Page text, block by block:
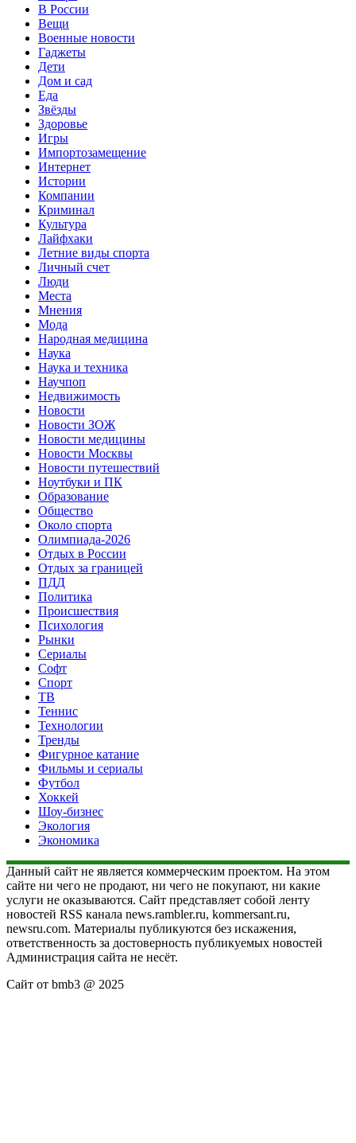
В России
Вещи
Военные новости
Гаджеты
Дети
Дом и сад
Еда
Звёзды
Здоровье
Игры
Импортозамещение
Интернет
Истории
Компании
Криминал
Культура
Лайфхаки
Летние виды спорта
Личный счет
Люди
Места
Мнения
Мода
Народная медицина
Наука
Наука и техника
Научпоп
Недвижимость
Новости
Новости ЗОЖ
Новости медицины
Новости Москвы
Новости путешествий
Ноутбуки и ПК
Образование
Общество
Около спорта
Олимпиада-2026
Отдых в России
Отдых за границей
ПДД
Политика
Происшествия
Психология
Рынки
Сериалы
Софт
Спорт
ТВ
Теннис
Технологии
Тренды
Фигурное катание
Фильмы и сериалы
Футбол
Хоккей
Шоу-бизнес
Экология
Экономика
Данный сайт не является коммерческим проектом. На этом
сайте ни чего не продают, ни чего не покупают, ни какие
услуги не оказываются. Сайт представляет собой ленту
новостей RSS канала news.rambler.ru, kommersant.ru,
newsru.com. Материалы публикуются без искажения,
ответственность за достоверность публикуемых новостей
Администрация сайта не несёт.
Сайт от bmb3 @ 2025